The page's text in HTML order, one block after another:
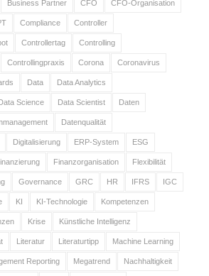
Business Partner CFO CFO-Organisation
Compliance Controller
Controllertag Controlling
Controllingpraxis Corona Coronavirus
Data Data Analytics
Data Science Data Scientist Daten
Datenqualität
Digitalisierung ERP-System ESG
Finanzorganisation Flexibilität
Governance GRC HR IFRS IGC
KI KI-Technologie Kompetenzen
Krise Künstliche Intelligenz
Literatur Literaturtipp Machine Learning
Reporting Megatrend Nachhaltigkeit